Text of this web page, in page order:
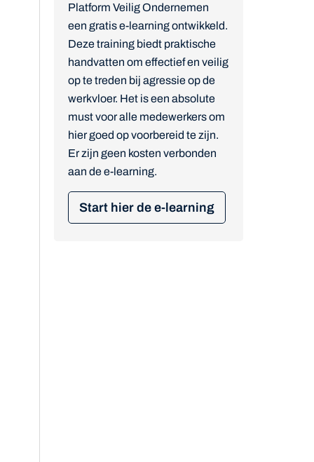
Platform Veilig Ondernemen
een gratis e-learning ontwikkeld.
Deze training biedt praktische
handvatten om effectief en veilig
op te treden bij agressie op de
werkvloer. Het is een absolute
must voor alle medewerkers om
hier goed op voorbereid te zijn.
Er zijn geen kosten verbonden
aan de e-learning.
Start hier de e-learning